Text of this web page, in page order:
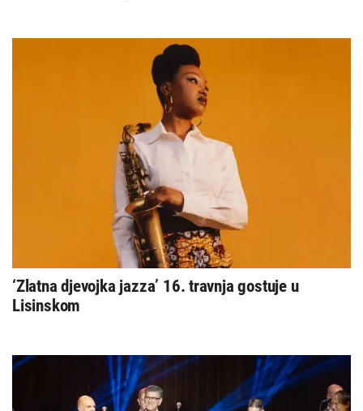
‘Zlatna djevojka jazza’ 16. travnja gostuje u
Lisinskom